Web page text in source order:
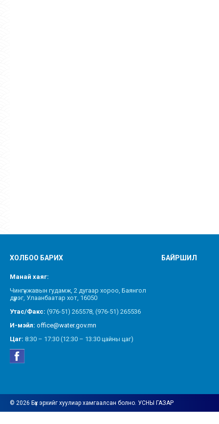
ХОЛБОО БАРИХ
Манай хаяг:
Чингүнжавын гудамж, 2 дугаар хороо, Баянгол
дүүрэг, Улаанбаатар хот, 16050
Утас/Факс: (976-51) 265578, (976-51) 265536
И-мэйл: office@water.gov.mn
Цаг: 8:30 – 17:30 (12:30 – 13:30 цайны цаг)
БАЙРШИЛ
© 2026 Бүх эрхийг хуулиар хамгаалсан болно. УСНЫ ГАЗАР